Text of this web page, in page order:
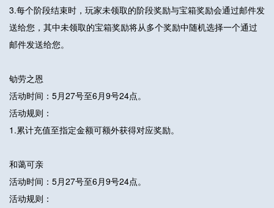
3.每个阶段结束时，玩家未领取的阶段奖励与宝箱奖励会通过邮件发
送给您，其中未领取的宝箱奖励将从多个奖励中随机选择一个通过
邮件发送给您。
劬劳之恩
活动时间：5月27号至6月9号24点。
活动规则：
1.累计充值至指定金额可额外获得对应奖励。
和蔼可亲
活动时间：5月27号至6月9号24点。
活动规则：